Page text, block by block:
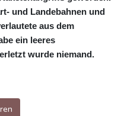
und Landebahnen und
aus dem
ein leeres
wurde niemand.